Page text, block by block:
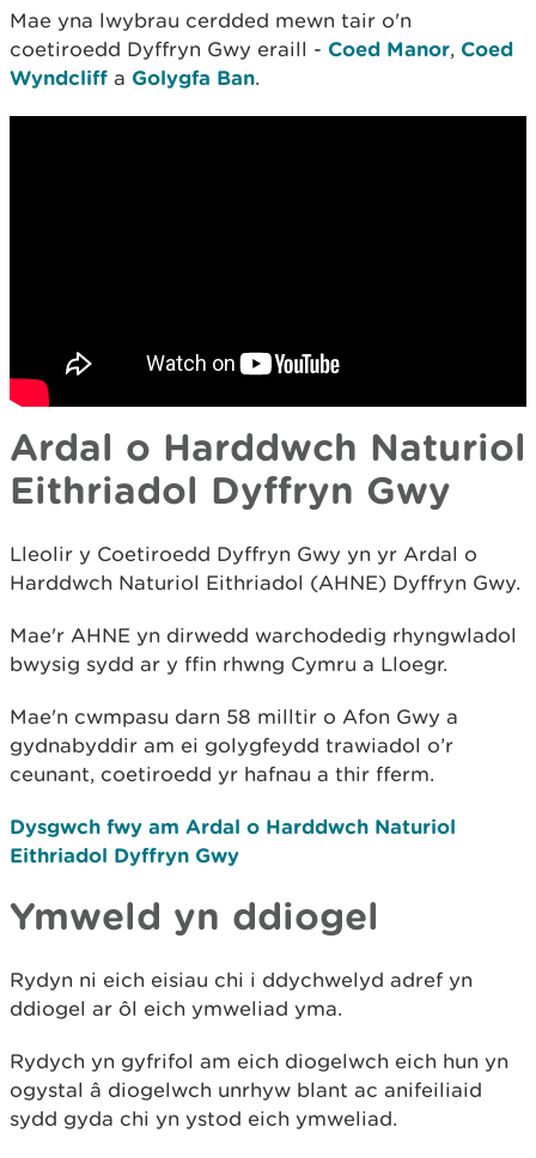
Mae yna lwybrau cerdded mewn tair o'n
coetiroedd Dyffryn Gwy eraill - Coed Manor, Coed
Wyndcliff a Golygfa Ban.
Ardal o Harddwch Naturiol
Eithriadol Dyffryn Gwy
Lleolir y Coetiroedd Dyffryn Gwy yn yr Ardal o
Harddwch Naturiol Eithriadol (AHNE) Dyffryn Gwy.
Mae'r AHNE yn dirwedd warchodedig rhyngwladol
bwysig sydd ar y ffin rhwng Cymru a Lloegr.
Mae'n cwmpasu darn 58 milltir o Afon Gwy a
gydnabyddir am ei golygfeydd trawiadol o’r
ceunant, coetiroedd yr hafnau a thir fferm.
Dysgwch fwy am Ardal o Harddwch Naturiol
Eithriadol Dyffryn Gwy
Ymweld yn ddiogel
Rydyn ni eich eisiau chi i ddychwelyd adref yn
ddiogel ar ôl eich ymweliad yma.
Rydych yn gyfrifol am eich diogelwch eich hun yn
ogystal â diogelwch unrhyw blant ac anifeiliaid
sydd gyda chi yn ystod eich ymweliad.